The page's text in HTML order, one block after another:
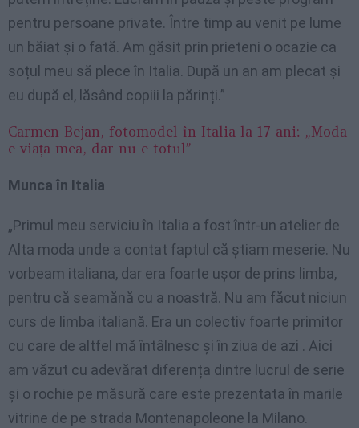
pentru persoane private. Între timp au venit pe lume
un băiat și o fată. Am găsit prin prieteni o ocazie ca
soțul meu să plece în Italia. După un an am plecat și
eu după el, lăsând copiii la părinți.”
Carmen Bejan, fotomodel în Italia la 17 ani: „Moda
e viața mea, dar nu e totul”
Munca în Italia
„Primul meu serviciu în Italia a fost într-un atelier de
Alta moda unde a contat faptul că știam meserie. Nu
vorbeam italiana, dar era foarte ușor de prins limba,
pentru că seamănă cu a noastră. Nu am făcut niciun
curs de limba italiană. Era un colectiv foarte primitor
cu care de altfel mă întâlnesc și în ziua de azi . Aici
am văzut cu adevărat diferența dintre lucrul de serie
și o rochie pe măsură care este prezentata în marile
vitrine de pe strada Montenapoleone la Milano.